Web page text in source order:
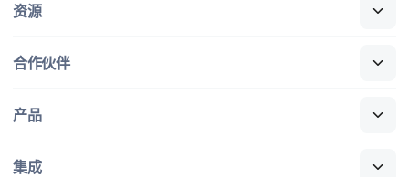
资源
合作​伙伴
产品
集成